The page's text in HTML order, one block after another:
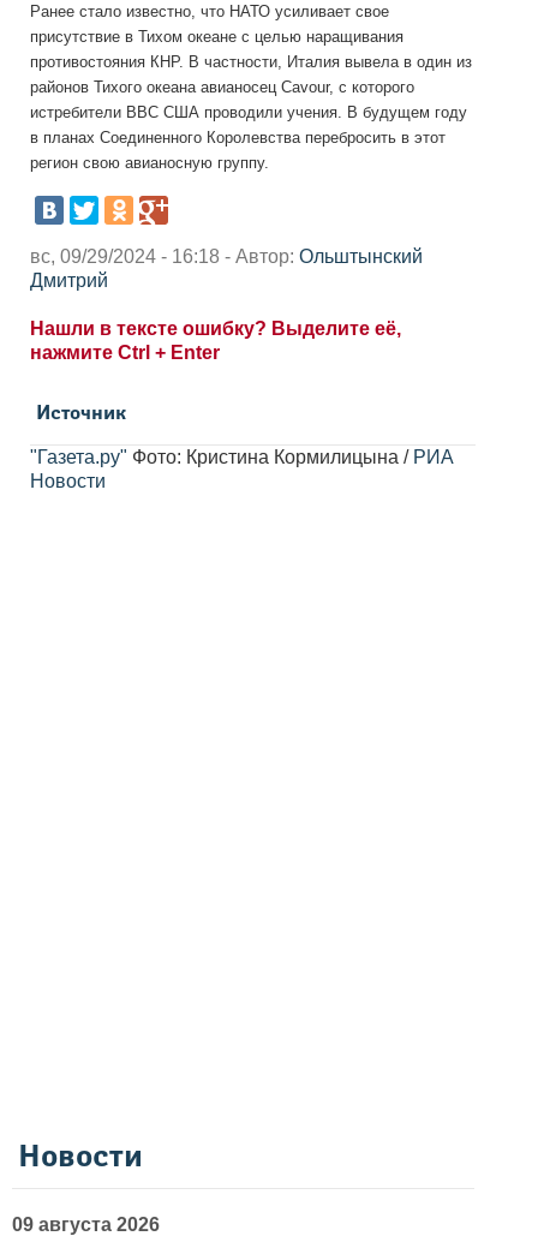
Ранее стало известно, что НАТО усиливает свое
присутствие в Тихом океане с целью наращивания
противостояния КНР. В частности, Италия вывела в один из
районов Тихого океана авианосец Cavour, с которого
истребители ВВС США проводили учения. В будущем году
в планах Соединенного Королевства перебросить в этот
регион свою авианосную группу.
вс, 09/29/2024 - 16:18 - Автор: Ольштынский
Дмитрий
Нашли в тексте ошибку? Выделите её,
нажмите Ctrl + Enter
Источник
"Газета.ру" Фото: Кристина Кормилицына / РИА
Новости
Новости
09 августа 2026